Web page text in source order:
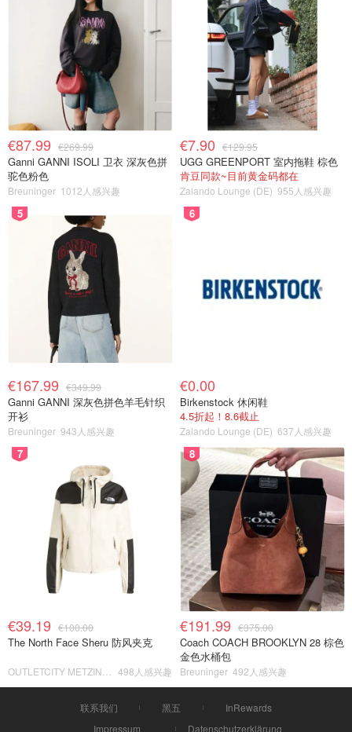
€87.99 €269.99
Ganni GANNI ISOLI 卫衣 深灰色拼
驼色粉色
Breuninger 1012人感兴趣
€7.90 €129.95
UGG GREENPORT 室内拖鞋 棕色
肯豆同款~目前黄金码都在
Zalando Lounge (DE) 955人感兴趣
5
€167.99 €349.99
Ganni GANNI 深灰色拼色羊毛针织
开衫
Breuninger 943人感兴趣
6
€0.00
Birkenstock 休闲鞋
4.5折起！8.6截止
Zalando Lounge (DE) 637人感兴趣
7
€39.19 €100.00
The North Face Sheru 防风夹克
498人感兴趣
8
€191.99 €375.00
Coach COACH BROOKLYN 28 棕色
金色水桶包
Breuninger 492人感兴趣
联系我们 黑五
InRewards
Impressum
Datenschutzerklärung